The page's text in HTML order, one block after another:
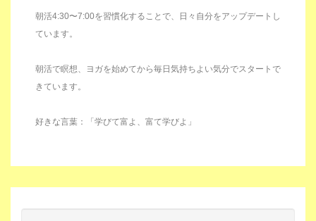
朝活4:30〜7:00を習慣化することで、日々自分をアップデートし
ています。
朝活で瞑想、ヨガを始めてから毎日気持ちよい気分でスタートで
きています。
好きな言葉：「学びて富よ、富て学びよ」